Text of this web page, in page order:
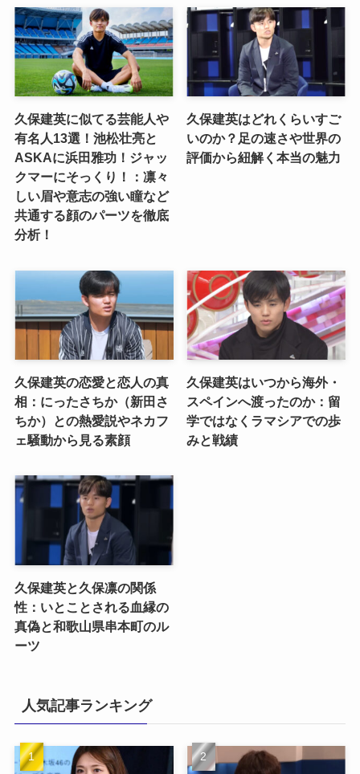
久保建英に似てる芸能人や
有名人13選！池松壮亮と
ASKAに浜田雅功！ジャッ
クマーにそっくり！：凛々
しい眉や意志の強い瞳など
共通する顔のパーツを徹底
分析！
久保建英はどれくらいすご
いのか？足の速さや世界の
評価から紐解く本当の魅力
久保建英の恋愛と恋人の真
相：にったさちか（新田さ
ちか）との熱愛説やネカフ
ェ騒動から見る素顔
久保建英はいつから海外・
スペインへ渡ったのか：留
学ではなくラマシアでの歩
みと戦績
久保建英と久保凛の関係
性：いとことされる血縁の
真偽と和歌山県串本町のル
ーツ
人気記事ランキング